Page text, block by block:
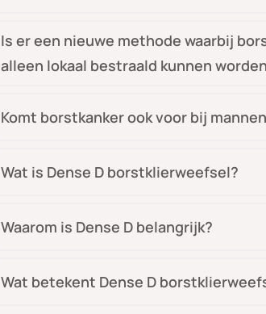
Is er een nieuwe methode waarbij
alleen lokaal bestraald kunnen
Komt borstkanker ook voor bij
Wat is Dense D borstklierweefsel?
Waarom is Dense D belangrijk?
Wat betekent Dense D